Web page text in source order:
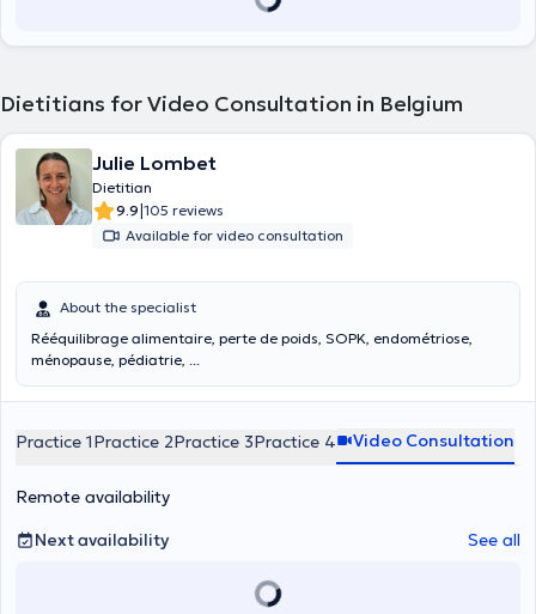
Dietitians for Video Consultation in Belgium
Julie Lombet
Dietitian
9.9|105 reviews
Available for video consultation
About the specialist
Rééquilibrage alimentaire, perte de poids, SOPK, endométriose,
ménopause, pédiatrie, ...
Practice 1Practice 2Practice 3Practice 4 Video Consultation
Remote availability
Next availability
See all